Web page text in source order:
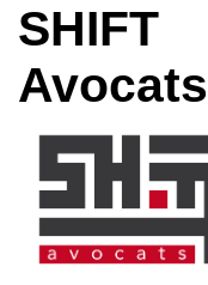
SHIFT
Avocats